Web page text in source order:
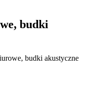
budki
budki akustyczne